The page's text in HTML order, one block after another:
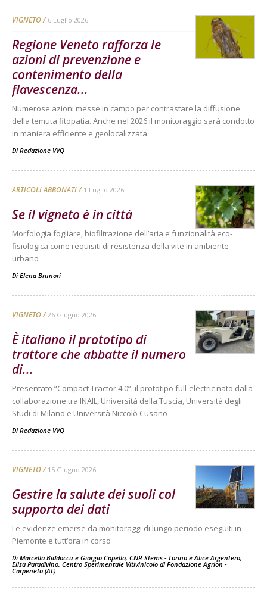
VIGNETO 6 Luglio 2026
Regione Veneto rafforza le
azioni di prevenzione e
contenimento della
flavescenza...
Numerose azioni messe in campo per contrastare la diffusione
della temuta fitopatia. Anche nel 2026 il monitoraggio sarà condotto
in maniera efficiente e geolocalizzata
Di Redazione VVQ
ARTICOLI ABBONATI 1 Luglio 2026
Se il vigneto è in città
Morfologia fogliare, biofiltrazione dell’aria e funzionalità eco-
fisiologica come requisiti di resistenza della vite in ambiente
urbano
Di Elena Brunori
VIGNETO 26 Giugno 2026
È italiano il prototipo di
trattore che abbatte il numero
di...
Presentato “Compact Tractor 4.0”, il prototipo full-electric nato dalla
collaborazione tra INAIL, Università della Tuscia, Università degli
Studi di Milano e Università Niccolò Cusano
Di Redazione VVQ
VIGNETO 15 Giugno 2026
Gestire la salute dei suoli col
supporto dei dati
Le evidenze emerse da monitoraggi di lungo periodo eseguiti in
Piemonte e tutt’ora in corso
Di Marcella Biddoccu e Giorgio Capello, CNR Stems - Torino eAlice Argentero,
Elisa Paradivino, Centro Sperimentale Vitivinicolo di Fondazione Agrion -
Carpeneto (AL)